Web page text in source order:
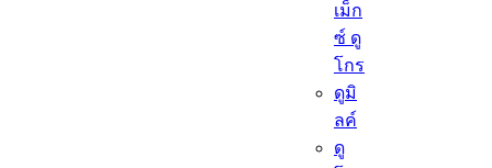
เม็ก
ซ์ ดู
โกร
ดูมิ
ลค์
ดู